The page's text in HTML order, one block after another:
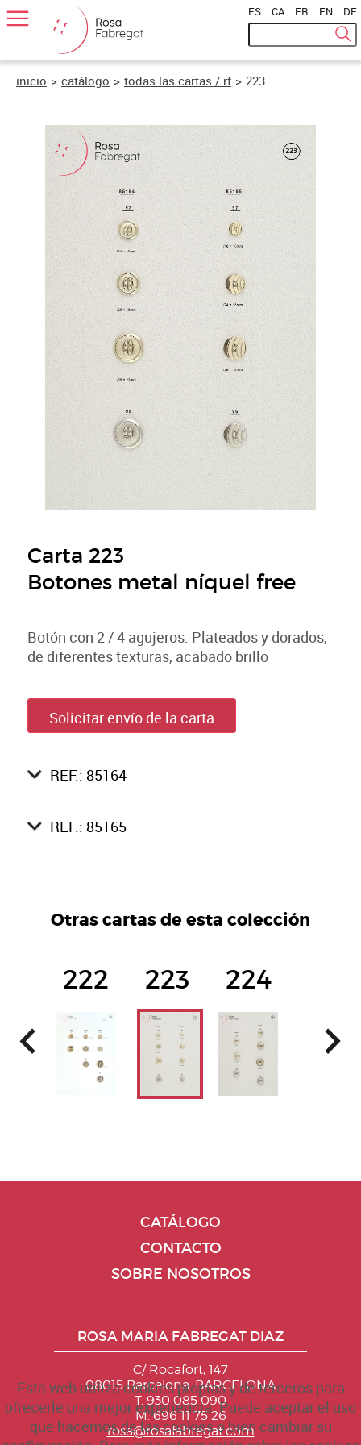
DE
EN
FR
CA
ES
inicio > catálogo > todas las cartas / rf > 223
Carta 223
Botones metal níquel free
Botón con 2 / 4 agujeros. Plateados y dorados,
de diferentes texturas, acabado brillo
Solicitar envío de la carta
REF.: 85164
REF.: 85165
Otras cartas de esta colección
222 223 224
CATÁLOGO
CONTACTO
SOBRE NOSOTROS
ROSA MARIA FABREGAT DIAZ
C/ Rocafort, 147
08015 Barcelona. BARCELONA
T. 930 085 090
M. 696 11 75 26
rosa@rosafabregat.com
Esta web utiliza cookies propias y de terceros para
ofrecerle una mejor experiencia. Puede aceptar el uso
que hacemos de las cookies o bien cambiar su